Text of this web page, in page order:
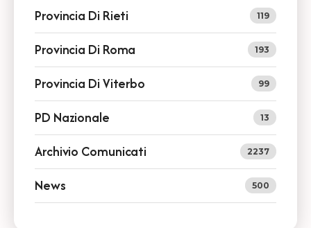
Provincia Di Rieti 119
Provincia Di Roma 193
Provincia Di Viterbo 99
PD Nazionale 13
Archivio Comunicati 2237
News 500